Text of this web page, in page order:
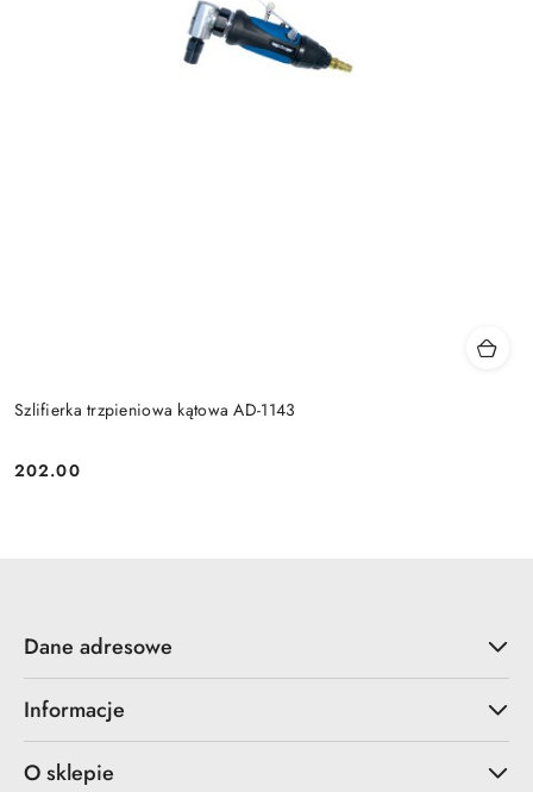
Szlifierka trzpieniowa kątowa AD-1143
Cena:
202.00
Dane adresowe
Informacje
O sklepie